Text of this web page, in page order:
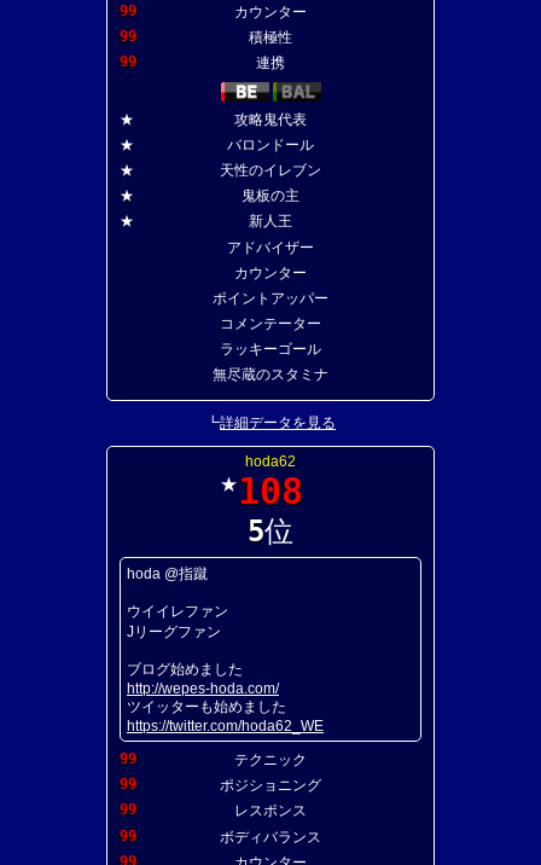
99
カウンター
99
積極性
99
連携
★
攻略鬼代表
★
バロンドール
★
天性のイレブン
★
鬼板の主
★
新人王
アドバイザー
カウンター
ポイントアッパー
コメンテーター
ラッキーゴール
無尽蔵のスタミナ
┗詳細データを見る
hoda62
★108
5位
hoda @指蹴
ウイイレファン
Jリーグファン
ブログ始めました
http://wepes-hoda.com/
ツイッターも始めました
https://twitter.com/hoda62_WE
99
テクニック
99
ポジショニング
99
レスポンス
99
ボディバランス
99